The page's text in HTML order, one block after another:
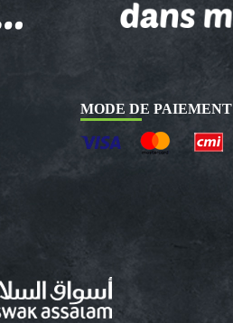
MODE DE PAIEMENT